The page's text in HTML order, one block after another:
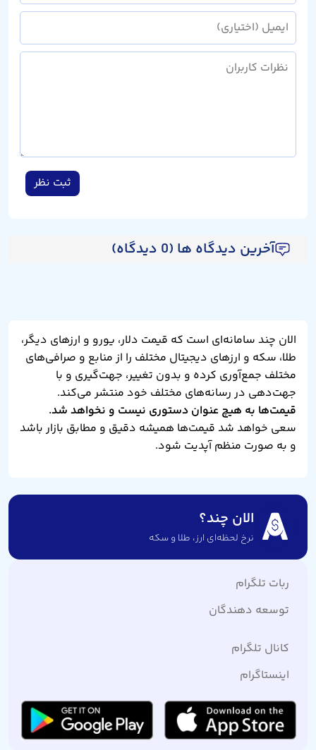
ثبت نظر
آخرین دیدگاه ها (0 دیدگاه)
الان چند سامانه‌ای است که قیمت دلار، یورو و ارزهای دیگر،
طلا، سکه و ارزهای دیجیتال مختلف را از منابع و صرافی‌های
مختلف جمع‌آوری کرده و بدون تغییر، جهت‌گیری و با
جهت‌دهی در رسانه‌های مختلف خود منتشر می‌کند.
قیمت‌ها به هیچ عنوان دستوری نیست و نخواهد شد.
سعی خواهد شد قیمت‌ها همیشه دقیق و مطابق بازار باشد
و به صورت منظم آپدیت شود.
الان چند؟
نرخ لحظه‌ای ارز،‌ طلا و سکه
ربات تلگرام
توسعه دهندگان
کانال تلگرام
اینستاگرام